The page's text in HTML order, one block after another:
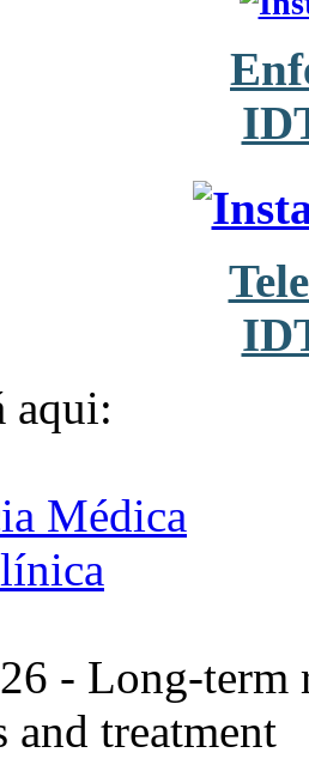
aqui:
Médica
- Long-term
and treatment